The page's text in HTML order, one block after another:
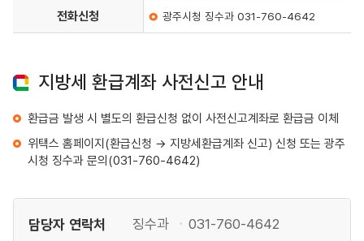
전화신청 광주시청 징수과 031-760-4642
지방세 환급계좌 사전신고 안내
환급금 발생 시 별도의 환급신청 없이 사전신고계좌로 환급금 이체
위택스 홈페이지(환급신청 → 지방세환급계좌 신고) 신청 또는 광주
시청 징수과 문의(031-760-4642)
담당자 연락처 징수과 031-760-4642